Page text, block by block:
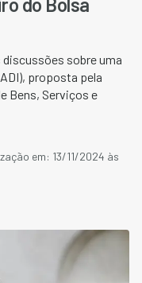
sobre uma
proposta pela
Bens, Serviços e
em: 13/11/2024 às